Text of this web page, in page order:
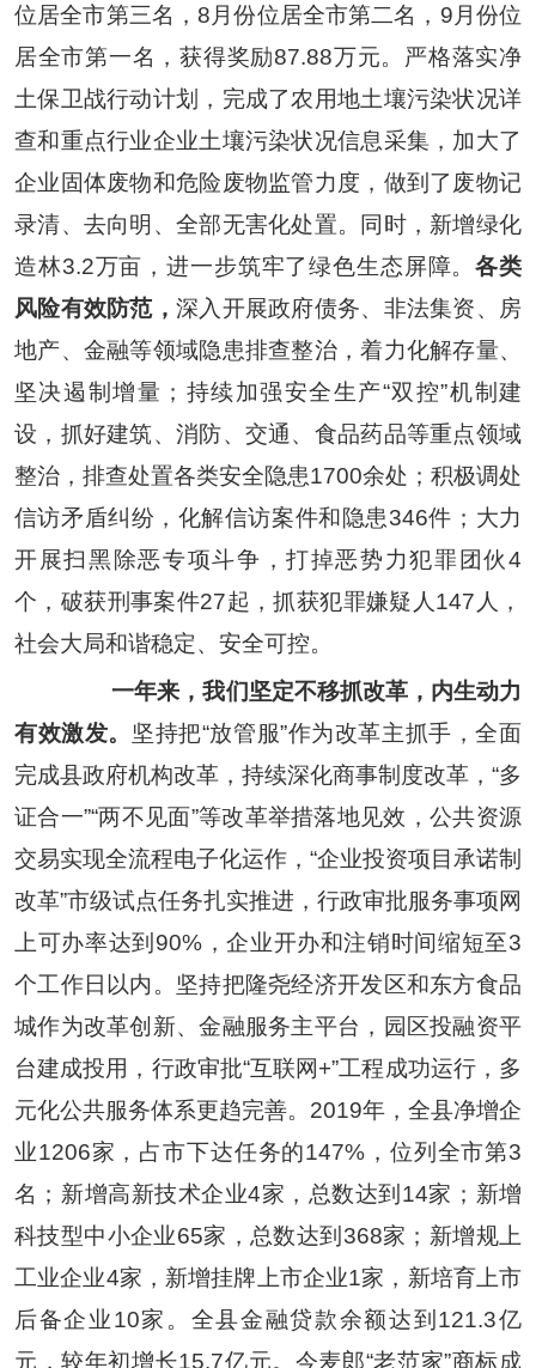
位居全市第三名，8 月份位居全市第二名， 9 月份位
居全市第一名，获得奖励87.88万元。严格落实净
土保卫战行动计划，完成了农用地土壤污染状况详
查和重点行业企业土壤污染状况信息采集，加大了
企业固体废物和危险废物监管力度，做到了废物记
录清、去向明、全部无害化处置。同时，新增绿化
造林3.2万亩，进一步筑牢了绿色生态屏障。各类
风险有效防范， 深入开展政府债务、非法集资、房
地产、金融等领域隐患排查整治，着力化解存量、
坚决遏制增量；持续加强安全生产“双控”机制建
设，抓好建筑、消防、交通、食品药品等重点领域
整治，排查处置各类安全隐患1700余处；积极调处
信访矛盾纠纷，化解信访案件和隐患346件；大力
开展扫黑除恶专项斗争，打掉恶势力犯罪团伙4
个，破获刑事案件27起，抓获犯罪嫌疑人 147 人，
社会大局和谐稳定、安全可控。
一年来，我们坚定不移抓改革，内生动力
有效激发。 坚持把“放管服”作为改革主抓手，全面
完成县政府机构改革，持续深化商事制度改革，“多
证合一”“两不见面”等改革举措落地见效，公共资源
交易实现全流程电子化运作，“企业投资项目承诺制
改革”市级试点任务扎实推进，行政审批服务事项网
上可办率达到 90%，企业开办和注销时间缩短至3
个工作日以内。坚持把隆尧经济开发区和东方食品
城作为改革创新、金融服务主平台，园区投融资平
台建成投用，行政审批“互联网+”工程成功运行，多
元化公共服务体系更趋完善。 2019年，全县净增企
业1206家，占市下达任务的147% ，位列全市第3
名；新增高新技术企业4家，总数达到 14家；新增
科技型中小企业65家，总数达到 368家；新增规上
工业企业4家，新增挂牌上市企业1家，新培育上市
后备企业10家。全县金融贷款余额达到 121.3亿
元，较年初增长15.7亿元。今麦郎“老范家”商标成